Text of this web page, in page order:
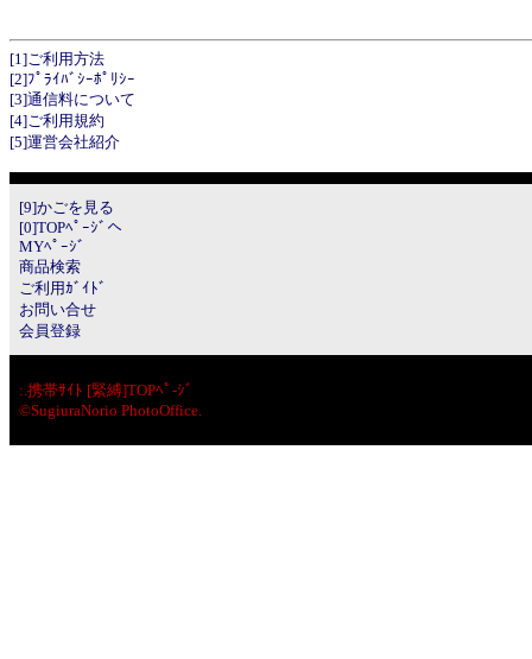
[1]ご利用方法
[2]ﾌﾟﾗｲﾊﾞｼｰﾎﾟﾘｼｰ
[3]通信料について
[4]ご利用規約
[5]運営会社紹介
[9]かごを見る
[0]TOPﾍﾟｰｼﾞへ
MYﾍﾟｰｼﾞ
商品検索
ご利用ｶﾞｲﾄﾞ
お問い合せ
会員登録
:.携帯ｻｲﾄ [緊縛]TOPﾍﾟ-ｼﾞ
©SugiuraNorio PhotoOffice.